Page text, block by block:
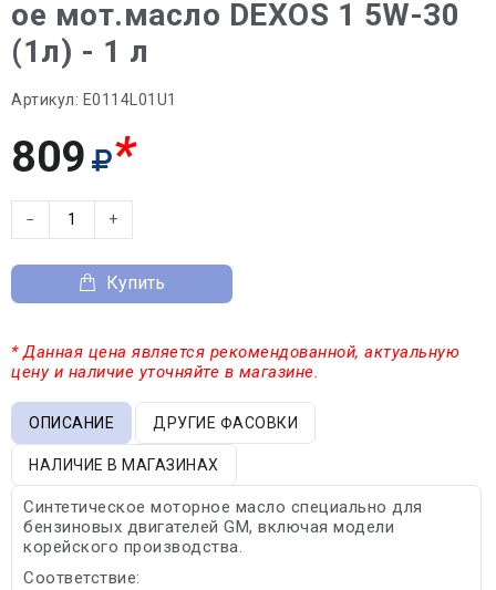
ое мот.масло DEXOS 1 5W-30
(1л) - 1 л
Артикул: E0114L01U1
809 *
− +
Купить
* Данная цена является рекомендованной, актуальную
цену и наличие уточняйте в магазине.
ОПИСАНИЕ ДРУГИЕ ФАСОВКИ
НАЛИЧИЕ В МАГАЗИНАХ
Синтетическое моторное масло специально для
бензиновых двигателей GM, включая модели
корейского производства.
Соответствие: